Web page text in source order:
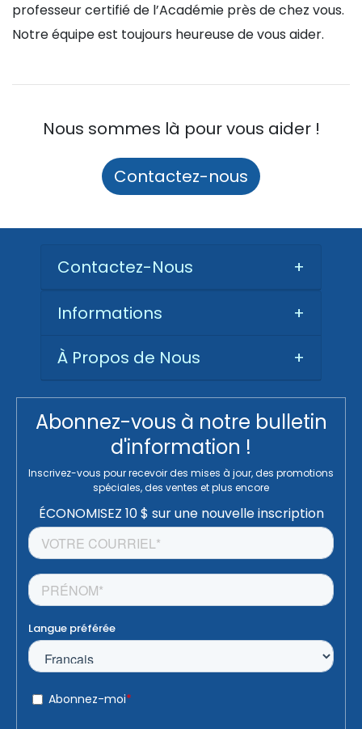
professeur certifié de l’Académie près de chez vous.
Notre équipe est toujours heureuse de vous aider.
Nous sommes là pour vous aider !
Contactez-nous
Contactez-Nous +
Informations
+
À Propos de Nous
+
Abonnez-vous à notre bulletin
d'information !
Inscrivez-vous pour recevoir des mises à jour, des promotions
spéciales, des ventes et plus encore